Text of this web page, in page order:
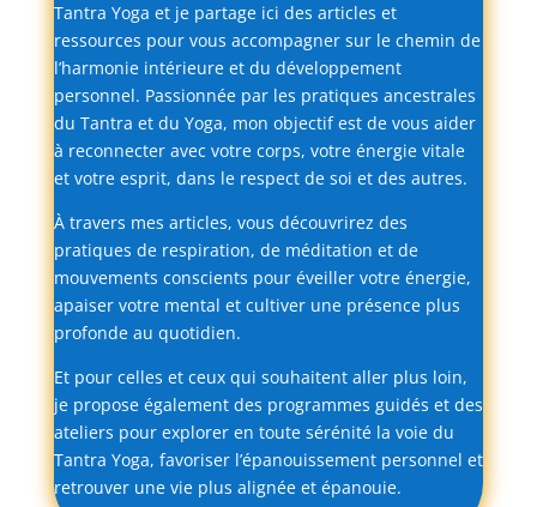
Tantra Yoga et je partage ici des articles et
ressources pour vous accompagner sur le chemin de
l’harmonie intérieure et du développement
personnel. Passionnée par les pratiques ancestrales
du Tantra et du Yoga, mon objectifest de vous aider
à reconnecter avec votre corps, votre énergie vitale
et votre esprit, dans le respect de soi et des autres.
À travers mes articles, vous découvrirez des
pratiques de respiration, de méditation et de
mouvements conscients pour éveiller votre énergie,
apaiser votre mental et cultiver une présence plus
profonde au quotidien.
Et pour celles et ceux qui souhaitent aller plus loin,
je propose également des programmes guidés et des
ateliers pour explorer en toute sérénité la voie du
Tantra Yoga, favoriser l’épanouissement personnel et
retrouver une vie plus alignée et épanouie.